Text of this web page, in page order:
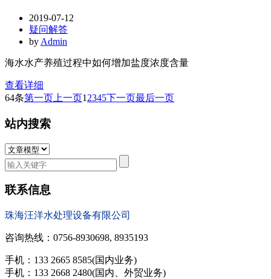
2019-07-12
疑问解答
by Admin
海水水产养殖过程中如何增加盐度浓度含量
查看详细
64条第一页 上一页1 2345下一页最后一页
站内搜索
联系信息
珠海汪洋水处理设备有限公司
咨询热线：0756-8930698, 8935193
手机：133 2665 8585(国内业务)
手机：133 2668 2480(国内、外贸业务)